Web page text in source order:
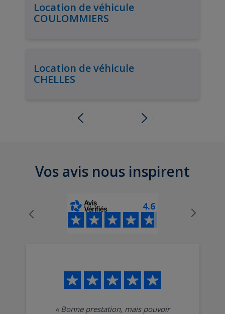
Location de véhicule
COULOMMIERS
Location de véhicule
CHELLES
Vos avis nous inspirent
4.6
« Bonne prestation, mais pouvoir